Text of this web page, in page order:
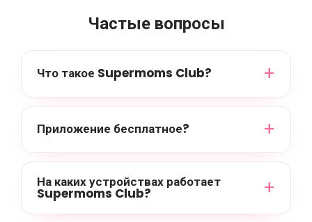
Частые вопросы
Что такое Supermoms Club?
Приложение бесплатное?
На каких устройствах работает
Supermoms Club?